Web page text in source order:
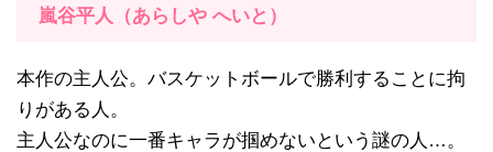
嵐谷平人（あらしや へいと）
本作の主人公。バスケットボールで勝利することに拘
りがある人。
主人公なのに一番キャラが掴めないという謎の人…。